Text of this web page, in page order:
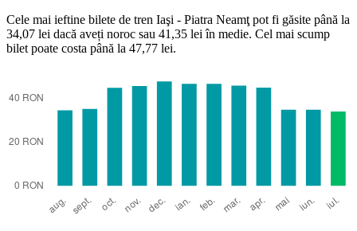
Cele mai ieftine bilete de tren Iaşi - Piatra Neamţ pot fi găsite până la
34,07 lei dacă aveți noroc sau 41,35 lei în medie. Cel mai scump
bilet poate costa până la 47,77 lei.